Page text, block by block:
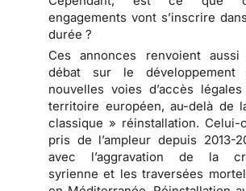
engagements vont s’inscrire
durée ?
Ces annonces renvoient aussi
débat sur le développement
nouvelles voies d’accès légales
territoire européen, au-delà de
classique » réinstallation. Celui-
pris de l’ampleur depuis 2013-
avec l’aggravation de la
syrienne et les traversées